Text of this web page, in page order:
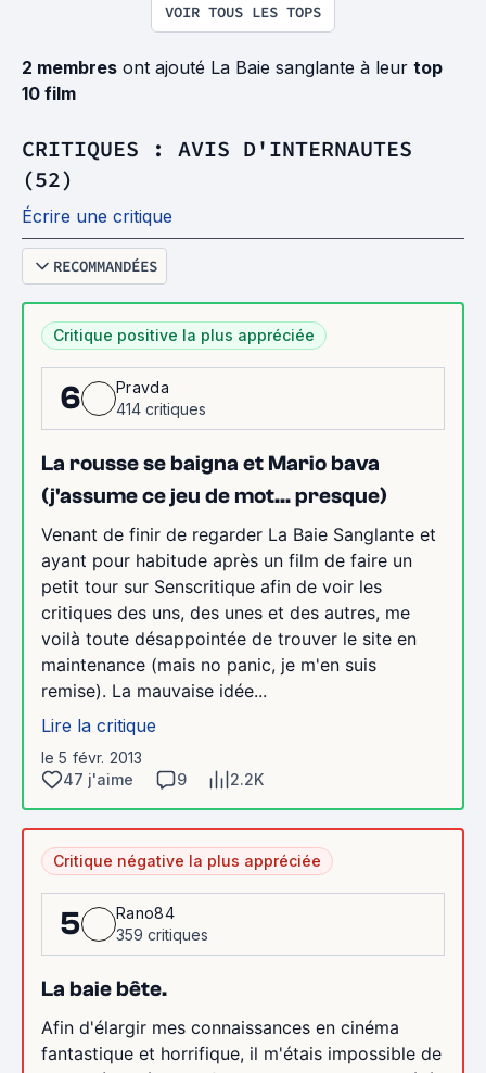
VOIR TOUS LES TOPS
2 membres ont ajouté La Baie sanglante à leur top
10 film
CRITIQUES : AVIS D'INTERNAUTES
(52)
Écrire une critique
RECOMMANDÉES
Critique positive la plus appréciée
6
Pravda
414 critiques
La rousse se baigna et Mario bava
(j'assume ce jeu de mot... presque)
Venant de finir de regarder La Baie Sanglante et
ayant pour habitude après un film de faire un
petit tour sur Senscritique afin de voir les
critiques des uns, des unes et des autres, me
voilà toute désappointée de trouver le site en
maintenance (mais no panic, je m'en suis
remise). La mauvaise idée...
Lire la critique
le 5 févr. 2013
47 j'aime
9 2.2K
Critique négative la plus appréciée
5
Rano84
359 critiques
La baie bête.
Afin d'élargir mes connaissances en cinéma
fantastique et horrifique, il m'étais impossible de